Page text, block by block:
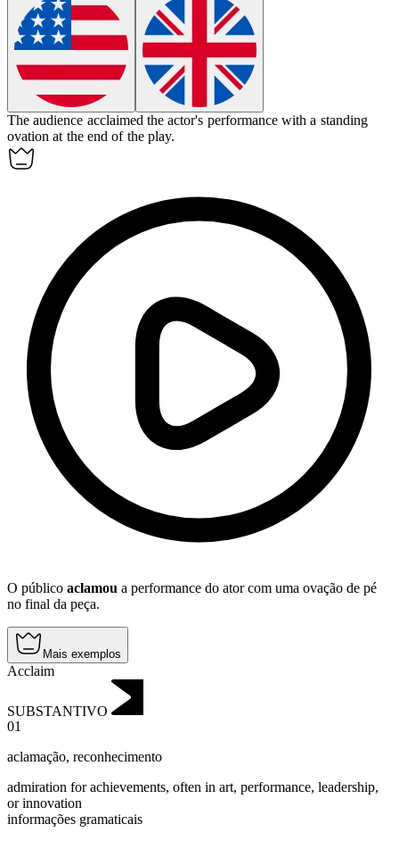
The audience acclaimed the actor's performance with a standing
ovation at the end of the play.
O público aclamou a performance do ator com uma ovação de pé
no final da peça.
Mais exemplos
Acclaim
SUBSTANTIVO
01
aclamação, reconhecimento
admiration for achievements, often in art, performance, leadership,
or innovation
informações gramaticais